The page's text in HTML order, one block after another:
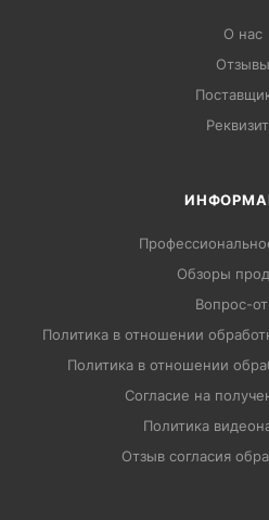
О нас
Отзывы
Обзоры
Вопрос-
Политика в отношении
Политика в отношении
Согласие на
Политика
Отзыв согласия